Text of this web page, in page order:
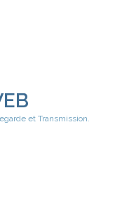
et Transmission.